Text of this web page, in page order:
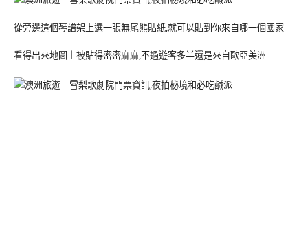
從旁邊這個琴譜架上選一張無尾熊貼紙,就可以貼到你來自哪一個國家
看得出來地圖上被貼得密密麻麻,不過遊客多半還是來自歐亞美洲